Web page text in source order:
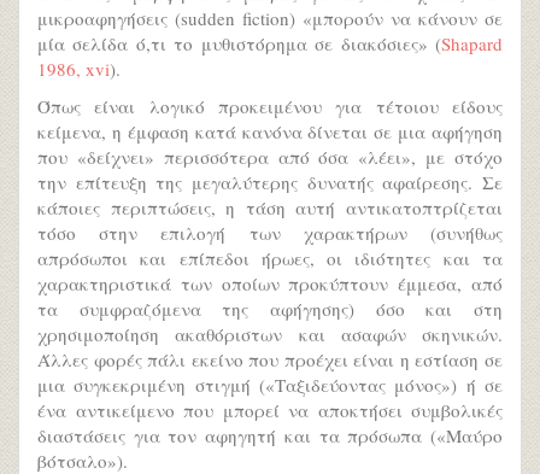
μικροαφηγήσεις (sudden fiction) «μπορούν να κάνουν σε
μία σελίδα ό,τι το μυθιστόρημα σε διακόσιες» (Shapard
1986, xvi).
Όπως είναι λογικό προκειμένου για τέτοιου είδους
κείμενα, η έμφαση κατά κανόνα δίνεται σε μια αφήγηση
που «δείχνει» περισσότερα από όσα «λέει», με στόχο
την επίτευξη της μεγαλύτερης δυνατής αφαίρεσης. Σε
κάποιες περιπτώσεις, η τάση αυτή αντικατοπτρίζεται
τόσο στην επιλογή των χαρακτήρων (συνήθως
απρόσωποι και επίπεδοι ήρωες, οι ιδιότητες και τα
χαρακτηριστικά των οποίων προκύπτουν έμμεσα, από
τα συμφραζόμενα της αφήγησης) όσο και στη
χρησιμοποίηση ακαθόριστων και ασαφών σκηνικών.
Άλλες φορές πάλι εκείνο που προέχει είναι η εστίαση σε
μια συγκεκριμένη στιγμή («Ταξιδεύοντας μόνος») ή σε
ένα αντικείμενο που μπορεί να αποκτήσει συμβολικές
διαστάσεις για τον αφηγητή και τα πρόσωπα («Μαύρο
βότσαλο»).